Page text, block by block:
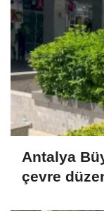
Antalya
çevre